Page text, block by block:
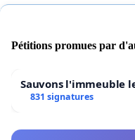
Pétitions promues par
Sauvons l'immeuble
831 signatures